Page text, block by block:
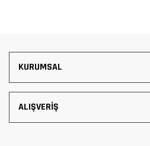
KURUMSAL
ALIŞVERİŞ